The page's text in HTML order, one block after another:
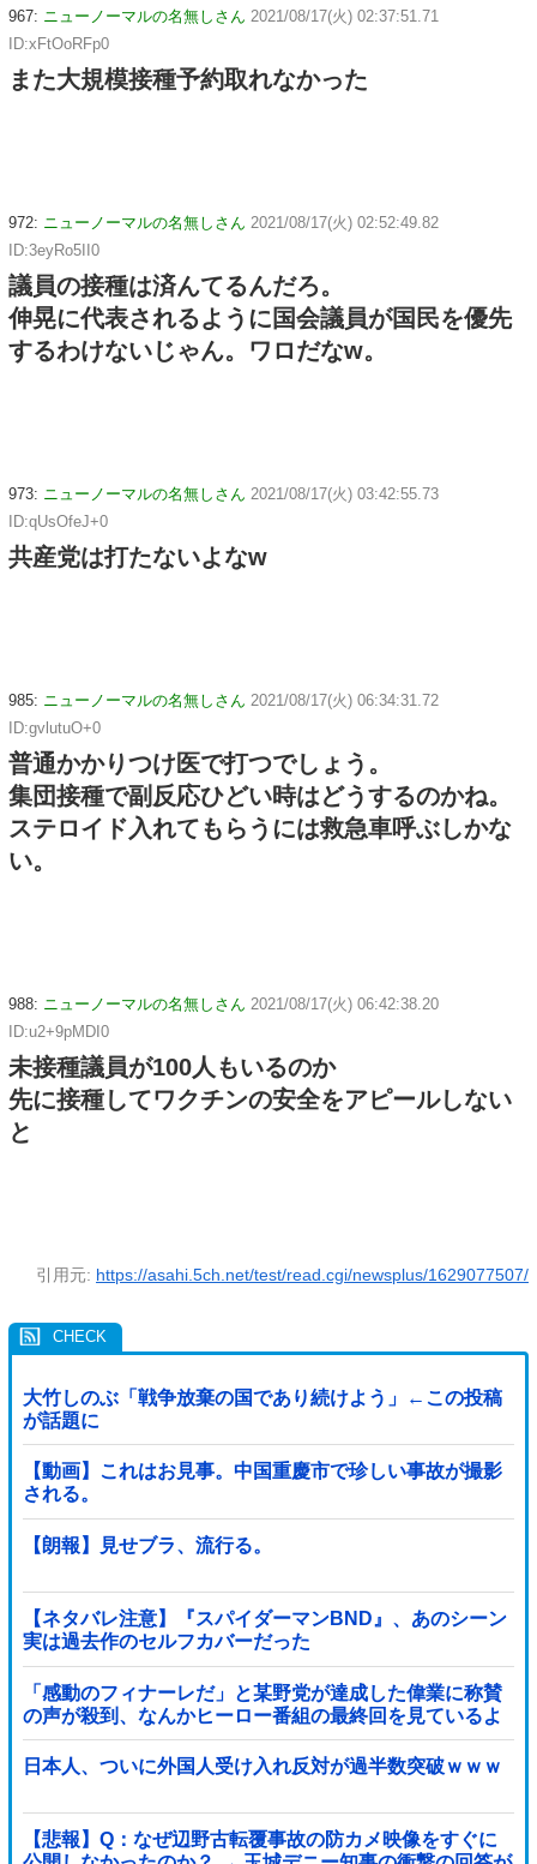
967: ニューノーマルの名無しさん 2021/08/17(火) 02:37:51.71
ID:xFtOoRFp0
また大規模接種予約取れなかった
972: ニューノーマルの名無しさん 2021/08/17(火) 02:52:49.82
ID:3eyRo5II0
議員の接種は済んてるんだろ。
伸晃に代表されるように国会議員が国民を優先
するわけないじゃん。ワロだなw。
973: ニューノーマルの名無しさん 2021/08/17(火) 03:42:55.73
ID:qUsOfeJ+0
共産党は打たないよなw
985: ニューノーマルの名無しさん 2021/08/17(火) 06:34:31.72
ID:gvlutuO+0
普通かかりつけ医で打つでしょう。
集団接種で副反応ひどい時はどうするのかね。
ステロイド入れてもらうには救急車呼ぶしかな
い。
988: ニューノーマルの名無しさん 2021/08/17(火) 06:42:38.20
ID:u2+9pMDI0
未接種議員が100人もいるのか
先に接種してワクチンの安全をアピールしない
と
引用元: https://asahi.5ch.net/test/read.cgi/newsplus/1629077507/
大竹しのぶ「戦争放棄の国であり続けよう」←この投稿
が話題に
【動画】これはお見事。中国重慶市で珍しい事故が撮影
される。
【朗報】見せブラ、流行る。
【ネタバレ注意】『スパイダーマンBND』、あのシーン
実は過去作のセルフカバーだった
「感動のフィナーレだ」と某野党が達成した偉業に称賛
の声が殺到、なんかヒーロー番組の最終回を見ているよ
うな気分に……他
日本人、ついに外国人受け入れ反対が過半数突破ｗｗｗ
【悲報】Q：なぜ辺野古転覆事故の防カメ映像をすぐに